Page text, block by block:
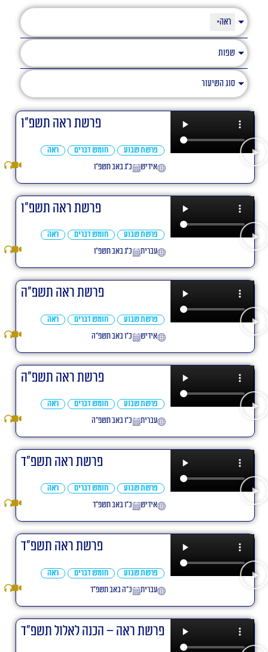
ראה×
שפות
סוג השיעור
פרשת ראה תשפ"ו
פרשת שבוע חומש דברים
ראה
אידיש
כ״ג באב תשפ״ו
פרשת ראה תשפ"ו
פרשת שבוע חומש דברים
ראה
עברית
כ״ג באב תשפ״ו
פרשת ראה תשפ"ה
פרשת שבוע חומש דברים
ראה
אידיש
כ״ו באב תשפ״ה
פרשת ראה תשפ"ה
פרשת שבוע חומש דברים
ראה
עברית
כ״ו באב תשפ״ה
פרשת ראה תשפ"ד
פרשת שבוע חומש דברים
ראה
אידיש
כ״ו באב תשפ״ד
פרשת ראה תשפ"ד
פרשת שבוע חומש דברים
ראה
עברית
כ״ה באב תשפ״ד
פרשת ראה – הכנה לאלול תשפ"ד